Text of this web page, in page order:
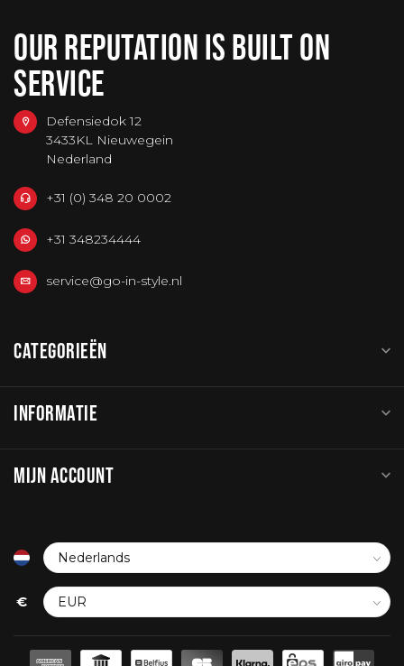
OUR REPUTATION IS BUILT ON
SERVICE
Defensiedok 12
3433KL Nieuwegein
Nederland
+31 (0) 348 20 0002
+31 348234444
service@go-in-style.nl
CATEGORIEËN
INFORMATIE
MIJN ACCOUNT
€